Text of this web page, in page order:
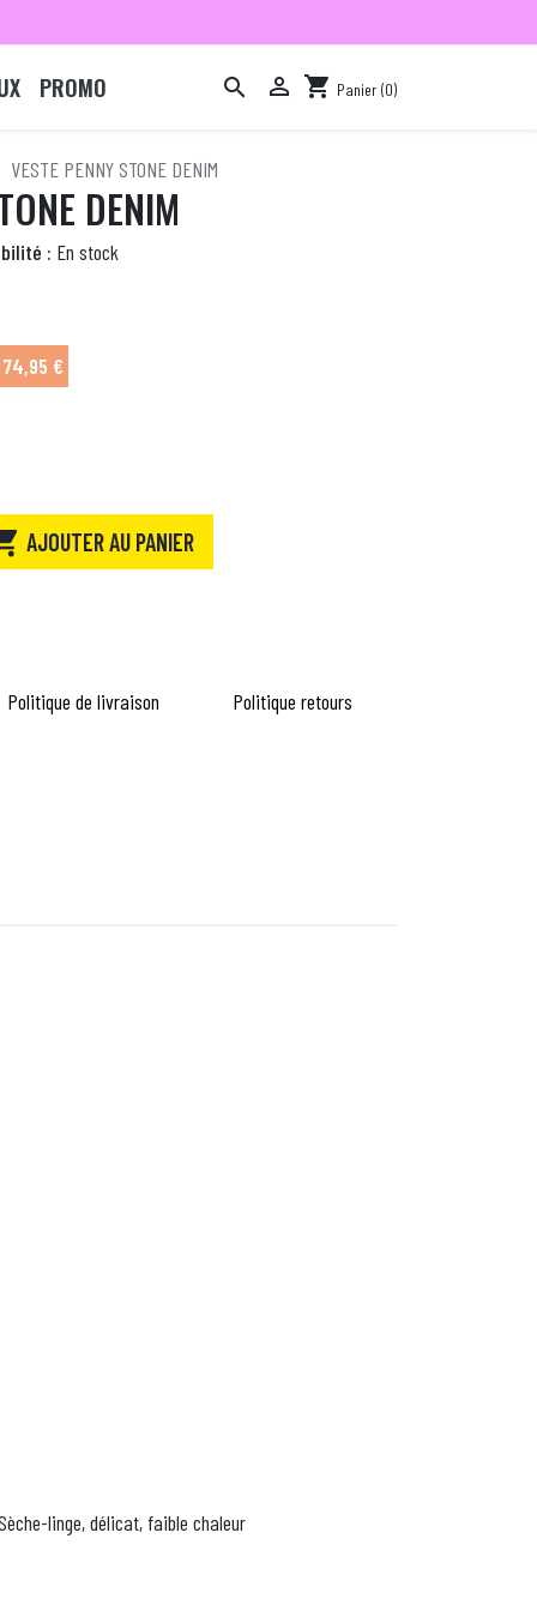
PROMO   shopping_cart Panier (0)
VESTE PENNY STONE DENIM
DENIM
: En stock
74,95 €
AJOUTER AU PANIER
Politique de livraison Politique retours
linge, délicat, faible chaleur